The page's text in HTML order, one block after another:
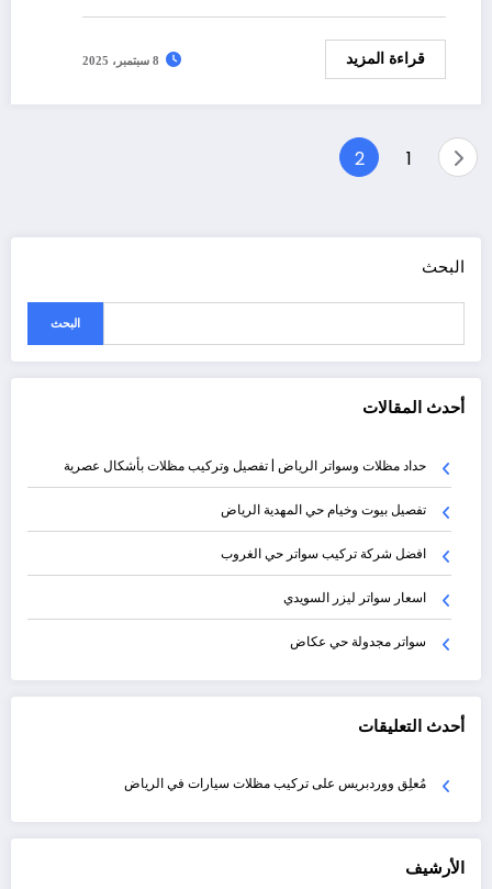
قراءة المزيد 8 سبتمبر، 2025
تعدد
1
2
البحث
البحث
أحدث المقالات
حداد مظلات وسواتر الرياض | تفصيل وتركيب مظلات بأشكال عصرية
تفصيل بيوت وخيام حي المهدية الرياض
افضل شركة تركيب سواتر حي الغروب
اسعار سواتر ليزر السويدي
سواتر مجدولة حي عكاض
أحدث التعليقات
مُعلِق ووردبريس علىتركيب مظلات سيارات في الرياض
الأرشيف